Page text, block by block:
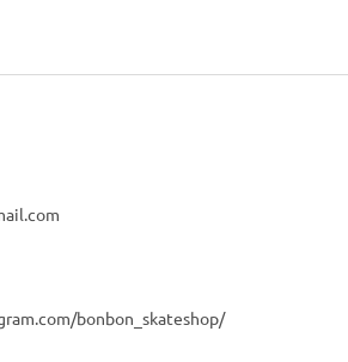
bonbon_skateshop/